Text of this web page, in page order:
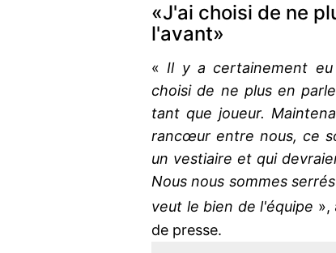
«J'ai choisi de ne
l'avant»
«Il y a certainement eu
choisi de ne plus en
tant que joueur.
rancœur entre nous, ce
un vestiaire et qui
Nous nous sommes
veut le bien de l'équipe »,
de presse.